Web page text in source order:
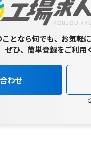
となら何でも、お気軽
ぜひ、簡単登録をご利用
わせ